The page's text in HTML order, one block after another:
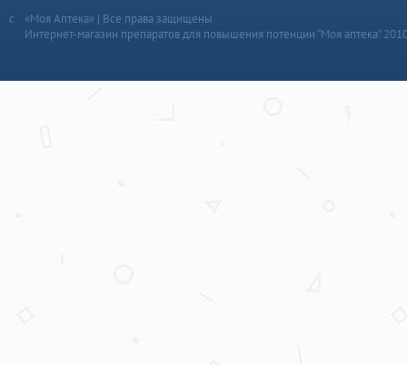
«Моя Аптека» | Все права защищены
Интернет-магазин препаратов для повышения потенции “Моя аптека”